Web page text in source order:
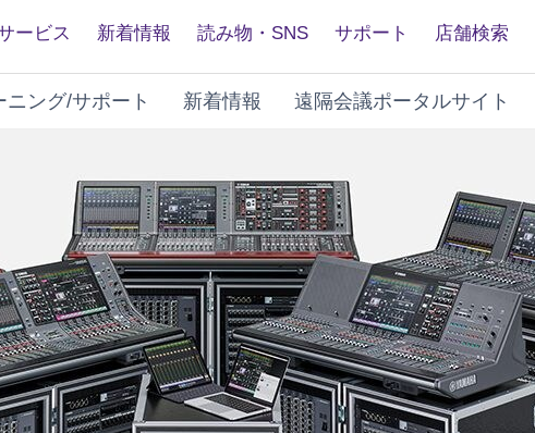
ービス 新着情報 読み物・SNS サポート 店舗検索
ニング/サポート 新着情報 遠隔会議ポータルサイト